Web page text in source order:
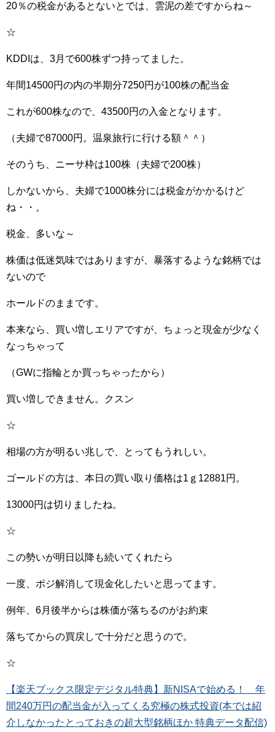
20％の税金があるとないとでは、雲泥の差ですからね～
☆
KDDIは、3月で600株ずつ持ってました。
年間14500円の内の半期分7250円が100株の配当金
これが600株なので、43500円の入金となります。
（夫婦で87000円。温泉旅行に行ける額＾＾）
そのうち、ニーサ枠は100株（夫婦で200株）
しかないから、夫婦で1000株分には税金がかかるけど
ね・・。
税金、多いな～
株価は低迷気味ではありますが、暴落するような銘柄では
ないので
ホールドのままです。
本来なら、買い増しエリアですが、ちょっと現金が少なく
なっちゃって
（GWに指輪とか買っちゃったから）
買い増しできません。クスン
☆
相場の方が明るい兆しで、とってもうれしい。
ゴールドの方は、本日の買い取り価格は1ｇ12881円。
13000円は切りましたね。
☆
この勢いが明日以降も続いてくれたら
一度、ポジ解消して現金化したいと思ってます。
例年、6月後半からは株価が落ちるのがお約束
落ちてからの買戻しで十分だと思うので。
☆
【楽天ブックス限定デジタル特典】新NISAで始める！ 年
間240万円の配当金が入ってくる究極の株式投資(本では紹
介しなかったとっておきの超大型銘柄ほか 特典データ配信)